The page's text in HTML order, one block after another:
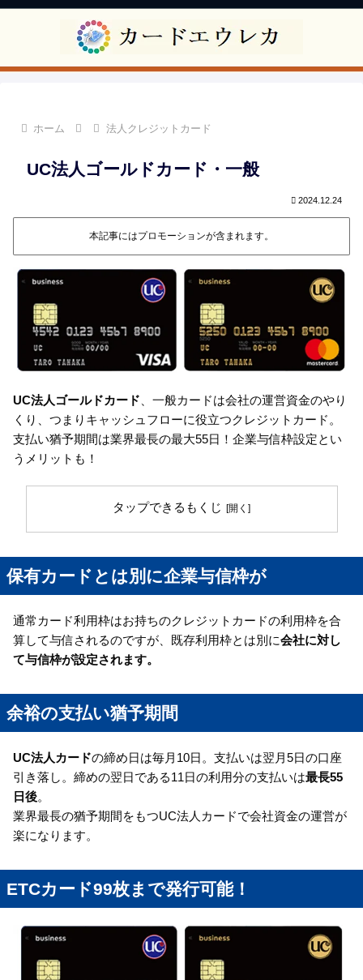
ホーム 法人クレジットカード
UC法人ゴールドカード・一般
2024.12.24
本記事にはプロモーションが含まれます。
UC法人ゴールドカード 、一般カードは会社の運営資金のやり
くり、つまりキャッシュフローに役立つクレジットカード。
支払い猶予期間は業界最長の最大55日！企業与信枠設定とい
うメリットも！
タップできるもくじ
保有カードとは別に企業与信枠が
通常カード利用枠はお持ちのクレジットカードの利用枠を合
算して与信されるのですが、既存利用枠とは別に会社に対し
て与信枠が設定されます。
余裕の支払い猶予期間
UC法人カードの締め日は毎月10日。支払いは翌月5日の口座
引き落し。締めの翌日である11日の利用分の支払いは最長55
日後。
業界最長の猶予期間をもつUC法人カードで会社資金の運営が
楽になります。
ETCカード99枚まで発行可能！